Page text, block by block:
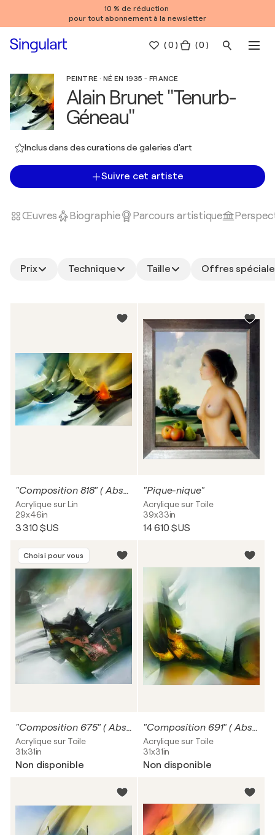
10 % de réduction
pour tout abonnement à la newsletter
(0 ) ( 0 )
PEINTRE · NÉ EN 1935 - FRANCE
Alain Brunet "Tenurb-
Géneau"
Inclus dans des curations de galeries d'art
Suivre cet artiste
Œuvres Biographie Parcours artistique
Prix Technique Taille Offres
"Composition 818" ( Abstraction lyrique )
Acrylique sur Lin
29x46in
3 310 $US
"Pique-nique"
Acrylique sur Toile
39x33in
14 610 $US
Choisi pour vous
"Composition 675" ( Abstraction lyrique )
Acrylique sur Toile
31x31in
Non disponible
"Composition 691" ( Abstraction lyrique )
Acrylique sur Toile
31x31in
Non disponible